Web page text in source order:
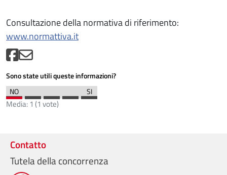
Consultazione della normativa di riferimento:
www.normattiva.it
Sono state utili queste informazioni?
Media:1 (1 vote)
Contatto
Tutela della concorrenza